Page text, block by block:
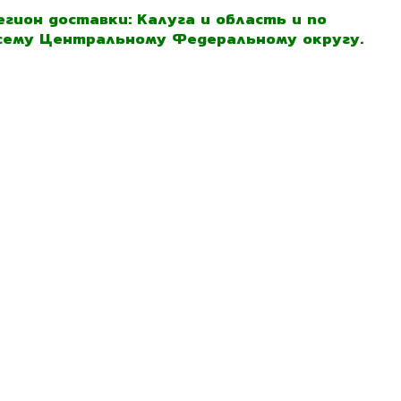
доставки: Калуга и область и по
Центральному Федеральному округу.